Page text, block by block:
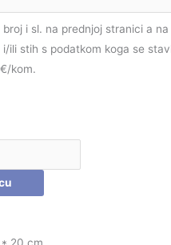
i sl. na prednjoj stranici a
ili stih s podatkom koga se
kom.